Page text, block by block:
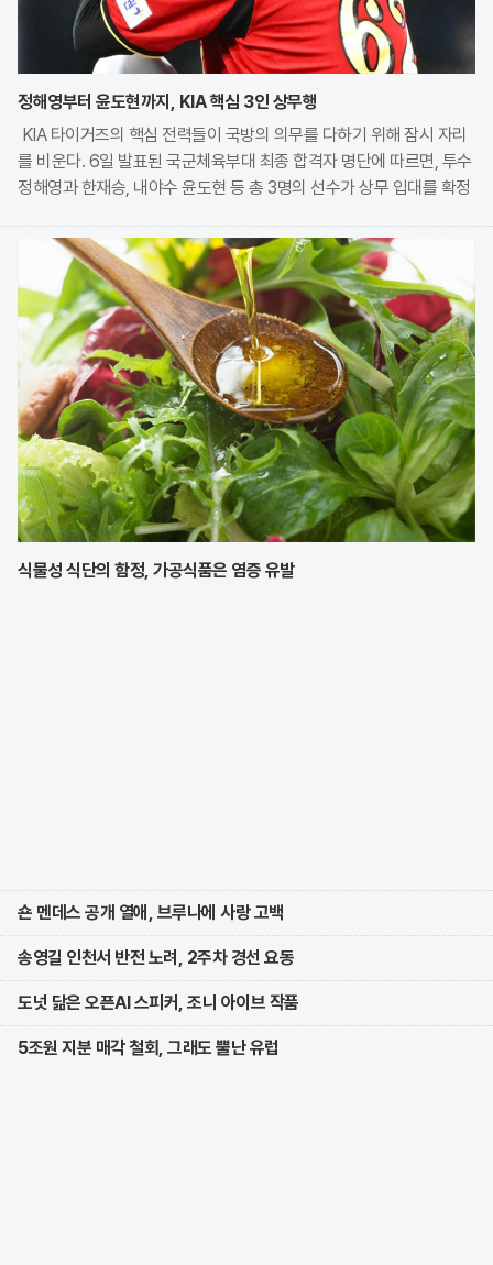
정해영부터 윤도현까지, KIA 핵심 3인 상무행
KIA 타이거즈의 핵심 전력들이 국방의 의무를 다하기 위해 잠시 자리
를 비운다. 6일 발표된 국군체육부대 최종 합격자 명단에 따르면, 투수
정해영과 한재승, 내야수 윤도현 등 총 3명의 선수가 상무 입대를 확정
을 보였으나, 최종적으로 구단과
식물성 식단의 함정, 가공식품은 염증 유발
숀 멘데스 공개 열애, 브루나에 사랑 고백
송영길 인천서 반전 노려, 2주차 경선 요동
도넛 닮은 오픈AI 스피커, 조니 아이브 작품
5조원 지분 매각 철회, 그래도 뿔난 유럽